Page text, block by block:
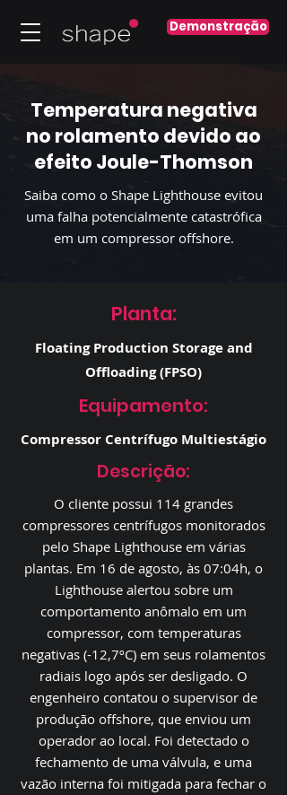
Demonstração
Temperatura negativa
no rolamento devido ao
efeito Joule-Thomson
Saiba como o Shape Lighthouse evitou
uma falha potencialmente catastrófica
em um compressor offshore.
Planta:
Floating Production Storage and
Offloading (FPSO)
Equipamento:
Compressor Centrífugo Multiestágio
Descrição:
O cliente possui 114 grandes
compressores centrífugos monitorados
pelo Shape Lighthouse em várias
plantas. Em 16 de agosto, às 07:04h, o
Lighthouse alertou sobre um
comportamento anômalo em um
compressor, com temperaturas
negativas (-12,7ºC) em seus rolamentos
radiais logo após ser desligado. O
engenheiro contatou o supervisor de
produção offshore, que enviou um
operador ao local. Foi detectado o
fechamento de uma válvula, e uma
vazão interna foi mitigada para fechar o